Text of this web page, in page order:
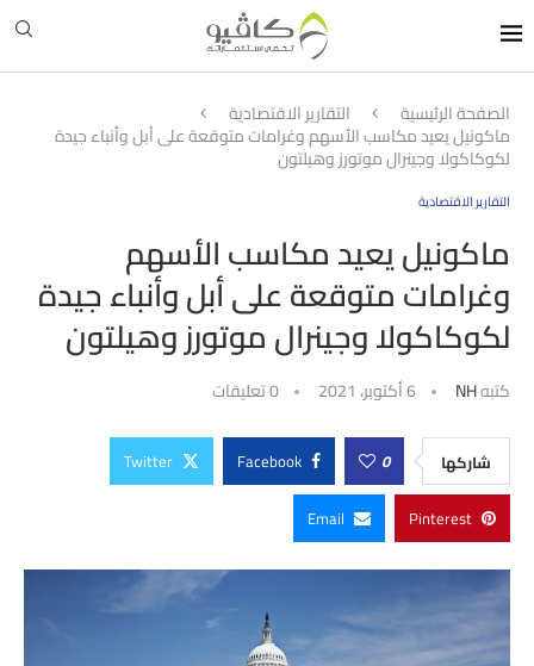
الصفحة الرئيسية التقارير الاقتصادية
ماكونيل يعيد مكاسب الأسهم وغرامات متوقعة على أبل وأنباء جيدة
لكوكاكولا وجينرال موتورز وهيلتون
التقارير الاقتصادية
ماكونيل يعيد مكاسب الأسهم
وغرامات متوقعة على أبل وأنباء جيدة
لكوكاكولا وجينرال موتورز وهيلتون
كتبهNH 6 أكتوبر، 2021 0 تعليقات
شاركها 0
Facebook
Twitter
Pinterest
Email